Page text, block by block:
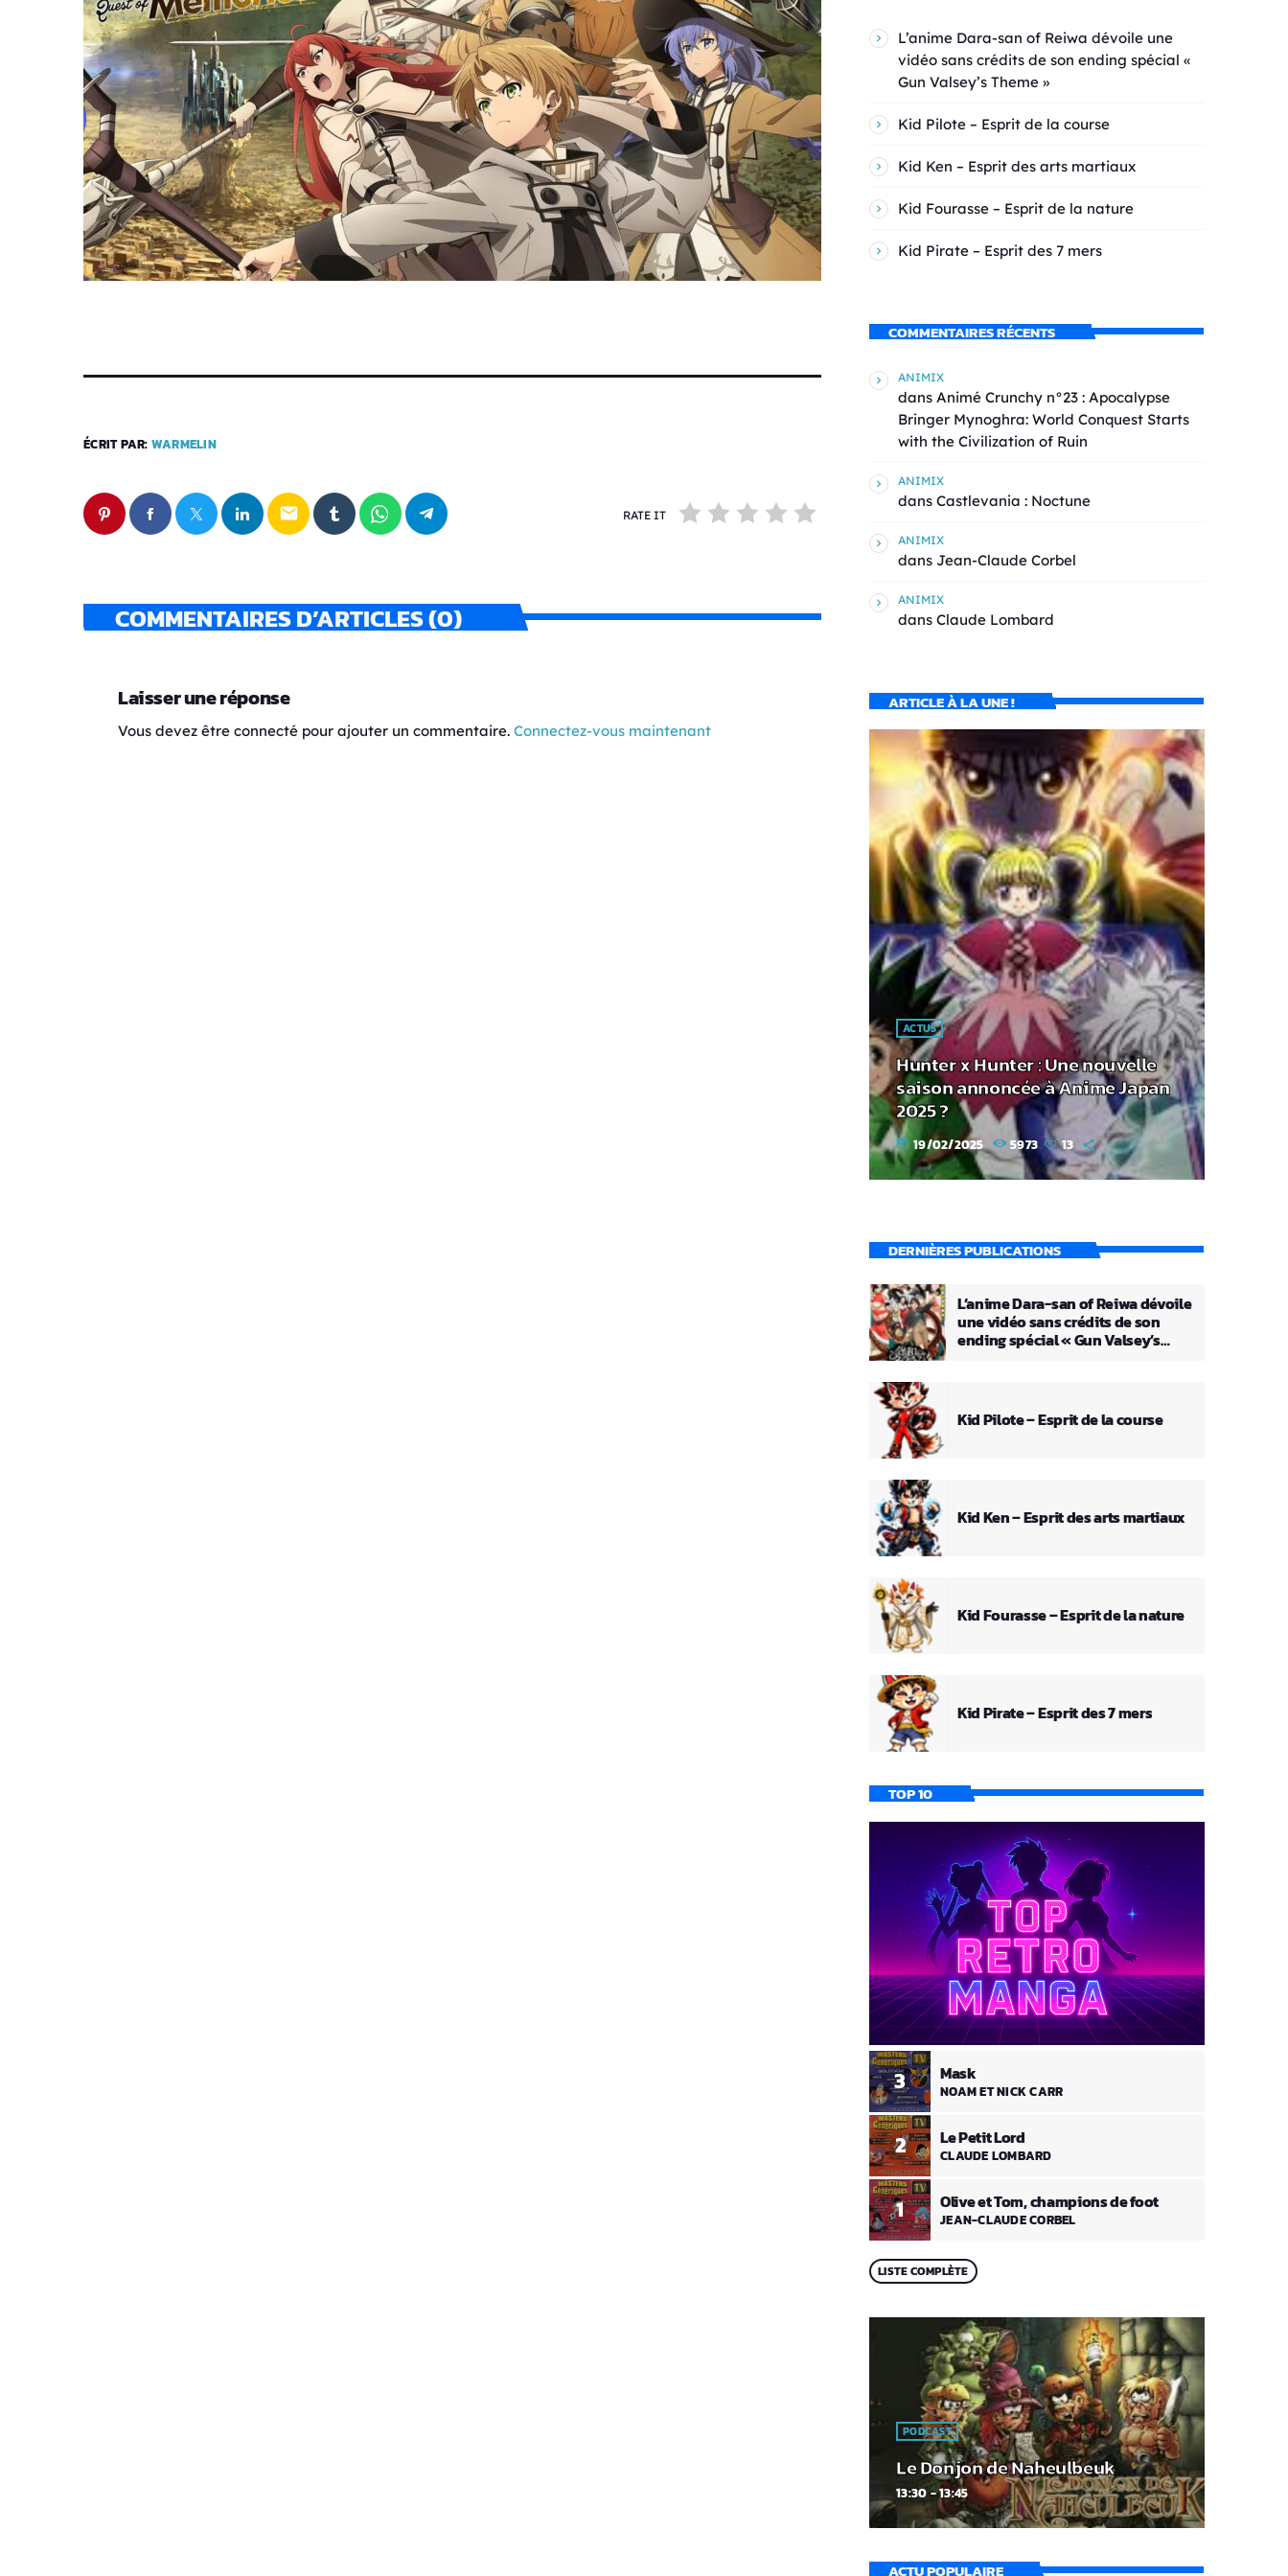
ÉCRIT PAR: WARMELIN
email RATE IT
COMMENTAIRES D’ARTICLES (0)
Laisser une réponse
Vous devez être connecté pour ajouter un commentaire. Connectez-vous maintenant
L’anime Dara-san of Reiwa dévoile une
vidéo sans crédits de son ending spécial «
Gun Valsey’s Theme »
Kid Pilote – Esprit de la course
Kid Ken – Esprit des arts martiaux
Kid Fourasse – Esprit de la nature
Kid Pirate – Esprit des 7 mers
COMMENTAIRES RÉCENTS
ANIMIX
dans Animé Crunchy n°23 : Apocalypse
Bringer Mynoghra: World Conquest Starts
with the Civilization of Ruin
ANIMIX
dans Castlevania : Noctune
ANIMIX
dans Jean-Claude Corbel
ANIMIX
dans Claude Lombard
ARTICLE À LA UNE !
ACTUS
Hunter x Hunter : Une nouvelle
saison annoncée à Anime Japan
2025 ?
today 19/02/2025 5973 13
DERNIÈRES PUBLICATIONS
L’anime Dara-san of Reiwa dévoile
une vidéo sans crédits de son
ending spécial « Gun Valsey’s
Kid Pilote – Esprit de la course
Kid Ken – Esprit des arts martiaux
Kid Fourasse – Esprit de la nature
Kid Pirate – Esprit des 7 mers
TOP 10
1 Olive et Tom, champions de foot
JEAN-CLAUDE CORBEL
2 Le Petit Lord
CLAUDE LOMBARD
3 Mask
NOAM ET NICK CARR
LISTE COMPLÈTE
PODCAST
Le Donjon de Naheulbeuk
13:30 - 13:45
ACTU POPULAIRE